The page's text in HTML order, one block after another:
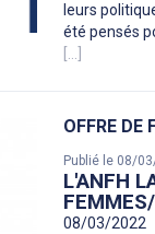
leurs
été pensés
[...]
OFFRE DE
Publié le 08/
L'ANFH
08/03/2022